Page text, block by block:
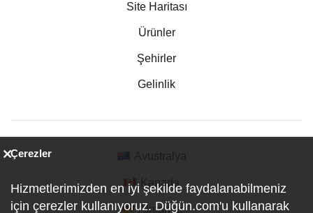
Site Haritası
Ürünler
Şehirler
Gelinlik
Kanada
Almanya
Çerezler
Hizmetlerimizden en iyi şekilde faydalanabilmeniz
için çerezler kullanıyoruz. Düğün.com'u kullanarak